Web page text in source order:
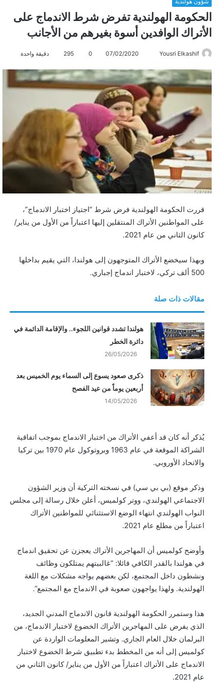
الحكومة الهولندية تفرض شرط الاندماج على
الأتراك الوافدين أسوة بغيرهم من الأجانب
Yousri Elkashif
س
ب
ر
د
ا
إ
ت
و
07/02/2020
0
295 دقيقة واحدة
قررت الحكومة الهولندية فرض شرط “اجتياز اختبار الاندماج”،
على المواطنين الأتراك المنتقلين إليها اعتباراً من الأول من يناير/
كانون الثاني من عام 2021.
وبهذا سيخضع الأتراك المتوجهون إلى هولندا، التي يقيم بداخلها
500 ألف تركي، لاختبار اندماج إجباري.
مقالات ذات صلة
هولندا تشدد قوانين اللجوء.. والإقامة الدائمة في
دائرة الخطر
26/05/2026
ذكرى صعود يسوع إلى السماء يوم الخميس بعد
أربعين يوماً من عيد الفصح
14/05/2026
يُذكر أنه كان قد أعفي الأتراك من اختبار الاندماج بموجب اتفاقية
الشراكة الموقعة في عام 1963 وبروتوكول عام 1970 بين تركيا
والاتحاد الأوروبي.
وذكر موقع (بي بي سي) في نسخته التركية أن وزير الشؤون
الاجتماعي الهولندي، ووتر كولميس، أعلن خلال رسالة إلى مجلس
النواب الهولندي انتهاء الوضع الاستثنائي للمواطنين الأتراك
اعتباراً من مطلع عام 2021.
وأوضح كولميس أن المهاجرين الأتراك يعجزن عن تحقيق اندماج
في هولندا بالقدر الكافي قائلا: “غالبيتهم يمتلكون وظائف
ونشطون داخل المجتمع، لكن بعضهم يواجه مشكلات مع اللغة
الهولندية. ولهذا يواجهون صعوبة في الاندماج مع المجتمع”.
هذا وستمرر الحكومة الهولندية قانون الاندماج المدني الجديد،
الذي يفرض على المهاجرين الأتراك الخضوع لاختبار الاندماج، من
البرلمان خلال العام الجاري. وتشير المعلومات الواردة عن
كولميس إلى أنه من المخطط بدء تطبيق شرط الخضوع لاختبار
الاندماج على الأتراك اعتباراً من الأول من يناير/ كانون الثاني من
عام 2021.